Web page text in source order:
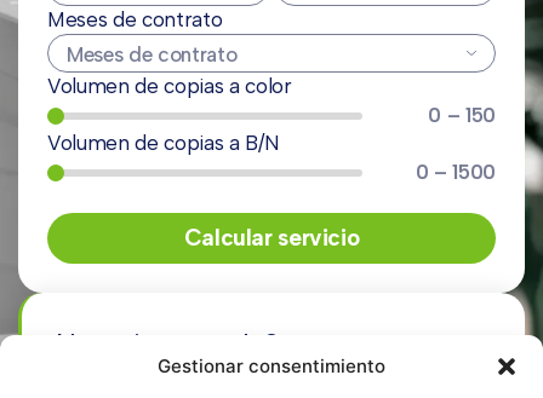
Gestionar consentimiento
Meses de contrato
Volumen de copias a color
0 – 150
Volumen de copias a B/N
0 – 1500
Calcular servicio
¿Necesitas ayuda?
En Ricopia te asistimos en todo momento